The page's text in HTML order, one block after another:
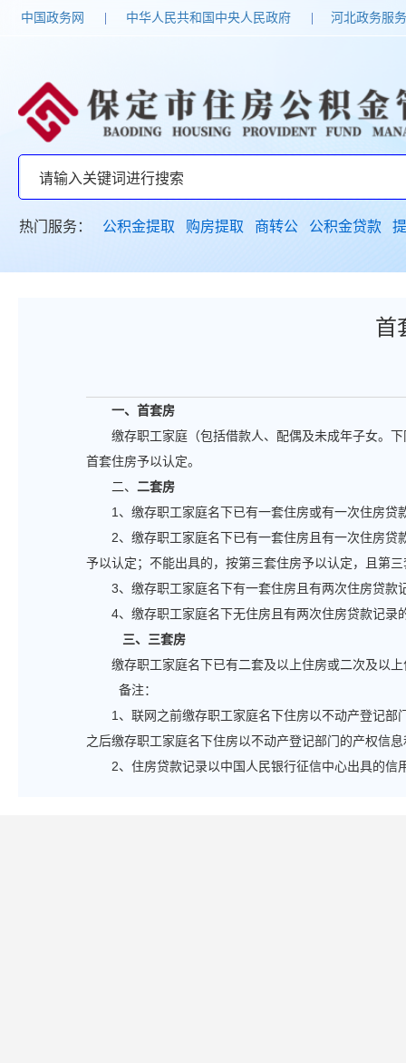
中国政务网 中华人民共和国中央人民政府 河北政务服
热门服务： 公积金提取 购房提取 商转公 公积金贷款
首
一、 首套房
缴存职工家庭（包括借款人、配偶及未成年子女。
首套住房予以认定。
二、 二套房
1、缴存职工家庭名下已有一套住房或有一次住房
2、缴存职工家庭名下已有一套住房且有一次住房
予以认定；不能出具的，按第三套住房予以认定，且第
3、缴存职工家庭名下有一套住房且有两次住房贷
4、缴存职工家庭名下无住房且有两次住房贷款记
三、三套房
缴存职工家庭名下已有二套及以上住房或二次及以
备注：
1、联网之前缴存职工家庭名下住房以不动产登记
之后缴存职工家庭名下住房以不动产登记部门的产权信
2、住房贷款记录以中国人民银行征信中心出具的信